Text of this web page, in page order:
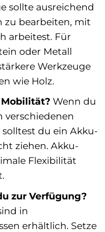
sollte ausreichend
zu bearbeiten, mit
arbeitest. Für
oder Metall
Werkzeuge
wie Holz.
Wenn du
verschiedenen
du ein Akku-
ziehen. Akku-
Flexibilität
zur Verfügung?
in
erhältlich. Setze